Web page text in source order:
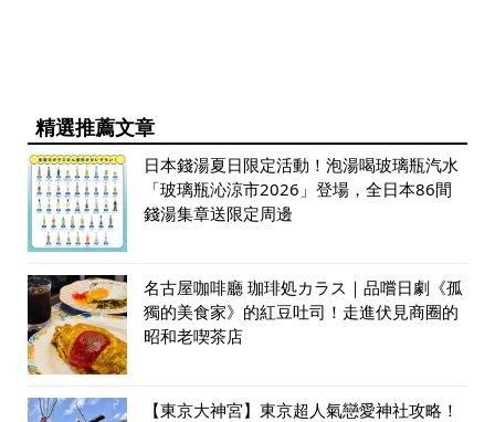
精選推薦文章
日本錢湯夏日限定活動！泡湯喝玻璃瓶汽水
「玻璃瓶沁涼市2026」登場，全日本86間
錢湯集章送限定周邊
名古屋咖啡廳 珈琲処カラス｜品嚐日劇《孤
獨的美食家》的紅豆吐司！走進伏見商圈的
昭和老喫茶店
【東京大神宮】東京超人氣戀愛神社攻略！